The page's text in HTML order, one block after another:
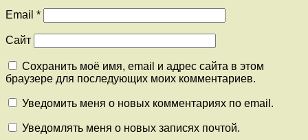
Email *
Сайт
Сохранить моё имя, email и адрес сайта в этом
браузере для последующих моих комментариев.
Уведомить меня о новых комментариях по email.
Уведомлять меня о новых записях почтой.